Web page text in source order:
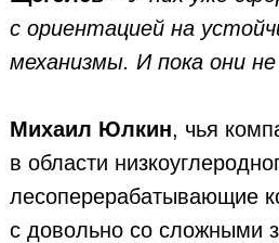
с ориентацией на
механизмы. И пока они
Михаил Юлкин, чья
в области
лесоперерабатывающие
с довольно со сложными